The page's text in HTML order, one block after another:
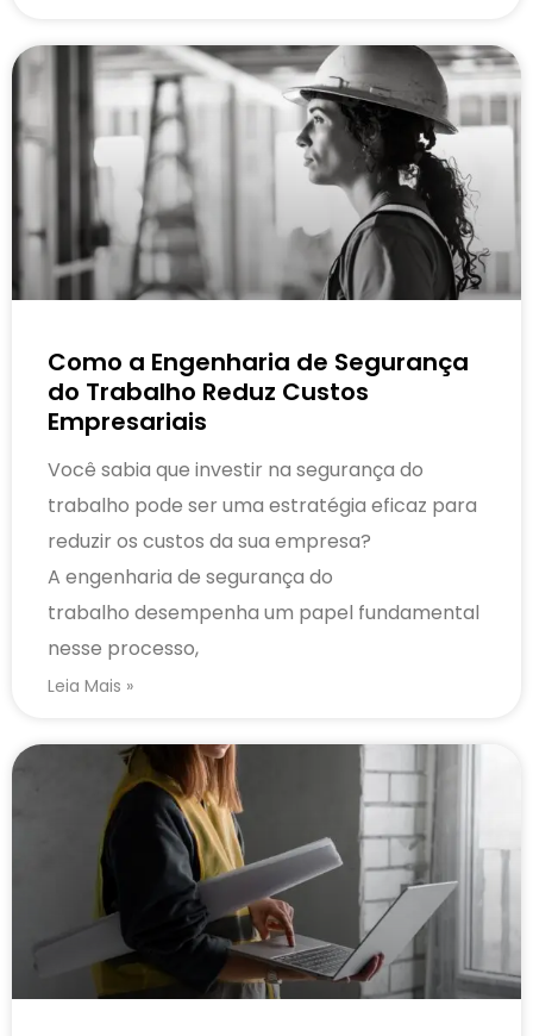
Como a Engenharia de Segurança
do Trabalho Reduz Custos
Empresariais
Você sabia que investir na segurança do
trabalho pode ser uma estratégia eficaz para
reduzir os custos da sua empresa?
A engenharia de segurança do
trabalho desempenha um papel fundamental
nesse processo,
Leia Mais »